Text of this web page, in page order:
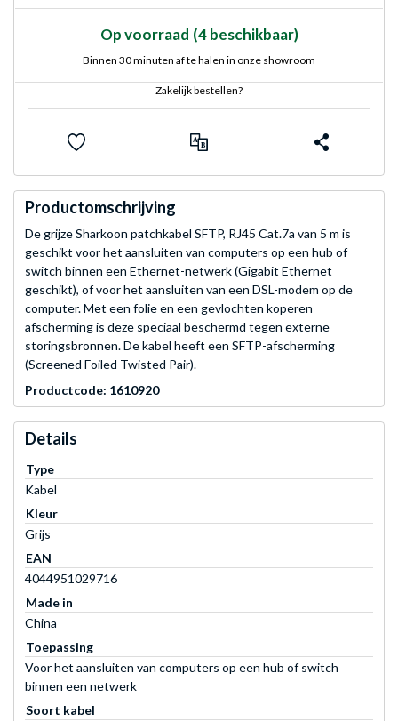
Op voorraad (4 beschikbaar)
Binnen 30 minuten af te halen in onze showroom
Zakelijk bestellen?
Productomschrijving
De grijze Sharkoon patchkabel SFTP, RJ45 Cat.7a van 5 m is
geschikt voor het aansluiten van computers op een hub of
switch binnen een Ethernet-netwerk (Gigabit Ethernet
geschikt), of voor het aansluiten van een DSL-modem op de
computer. Met een folie en een gevlochten koperen
afscherming is deze speciaal beschermd tegen externe
storingsbronnen. De kabel heeft een SFTP-afscherming
(Screened Foiled Twisted Pair).
Productcode: 1610920
Details
Type
Kabel
Kleur
Grijs
EAN
4044951029716
Made in
China
Toepassing
Voor het aansluiten van computers op een hub of switch
binnen een netwerk
Soort kabel